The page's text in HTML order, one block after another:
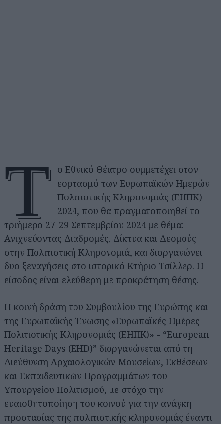
Τ
ο Εθνικό Θέατρο συμμετέχει στον
εορτασμό των Ευρωπαϊκών Ημερών
Πολιτιστικής Κληρονομιάς (ΕΗΠΚ)
2024, που θα πραγματοποιηθεί το
τριήμερο 27-29 Σεπτεμβρίου 2024 με θέμα:
Ανιχνεύοντας Διαδρομές, Δίκτυα και Δεσμούς
στην Πολιτιστική Κληρονομιά, και διοργανώνει
δυο ξεναγήσεις στο ιστορικό Κτήριο Τσίλλερ. Η
είσοδος είναι ελεύθερη με προκράτηση θέσης.
Η κοινή δράση του Συμβουλίου της Ευρώπης και
της Ευρωπαϊκής Ένωσης «Ευρωπαϊκές Ημέρες
Πολιτιστικής Κληρονομιάς (ΕΗΠΚ)» - “European
Heritage Days (EHD)” διοργανώνεται από τη
Διεύθυνση Αρχαιολογικών Μουσείων, Εκθέσεων
και Εκπαιδευτικών Προγραμμάτων του
Υπουργείου Πολιτισμού, με στόχο την
ευαισθητοποίηση του κοινού για την ανάγκη
προστασίας της πολιτιστικής κληρονομιάς έναντι